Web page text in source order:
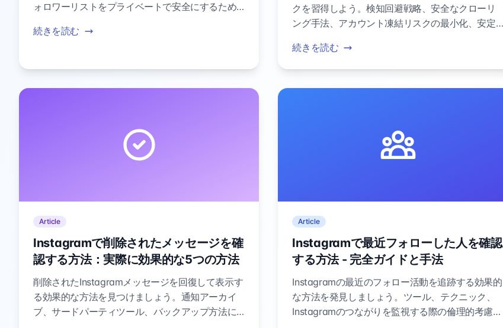
ォロワーリストをプライベートで安全にするため
しょう。
続きを読む
クを習得しよう。検知回避戦略、安全なクローリ
ング手法、アカウント凍結リスクの最小化、安定
続きを読む
Article
Instagramで削除されたメッセージを確
認する方法：実際に効果的な5つの方法
削除されたInstagramメッセージを回復して表示す
る効果的な方法を見つけましょう。通知アーカイ
ブ、サードパーティツール、バックアップ方法に
Article
Instagramで最近フォローした人を確認
する方法 - 完全ガイドと手法
Instagramの最近のフォロー活動を追跡する効果的
な方法を発見しましょう。ツール、テクニック、
Instagramのつながりを監視する際の倫理的考慮事